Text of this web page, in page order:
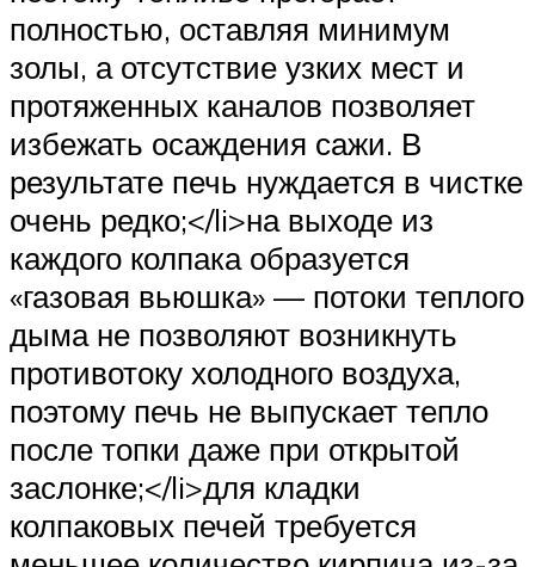
полностью, оставляя минимум
золы, а отсутствие узких мест и
протяженных каналов позволяет
избежать осаждения сажи. В
результате печь нуждается в чистке
очень редко;</li>на выходе из
каждого колпака образуется
«газовая вьюшка» — потоки теплого
дыма не позволяют возникнуть
противотоку холодного воздуха,
поэтому печь не выпускает тепло
после топки даже при открытой
заслонке;</li>для кладки
колпаковых печей требуется